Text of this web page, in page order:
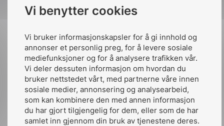
Vi benytter cookies
Vi bruker informasjonskapsler for å gi innhold og
annonser et personlig preg, for å levere sosiale
mediefunksjoner og for å analysere trafikken vår.
Vi deler dessuten informasjon om hvordan du
bruker nettstedet vårt, med partnerne våre innen
sosiale medier, annonsering og analysearbeid,
som kan kombinere den med annen informasjon
du har gjort tilgjengelig for dem, eller som de har
samlet inn gjennom din bruk av tjenestene deres.
Ta gjerne kontakt med NEK for ytterligere
opplysningernek@nek.no.
Tidligere deltagere i IEC YP program
IEC Young Professionals Programme